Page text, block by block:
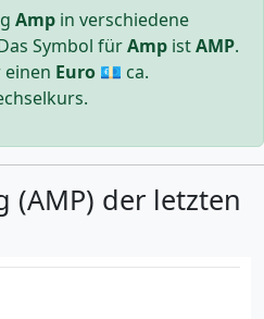
Amp in verschiedene
Symbol fürAmp istAMP.
Euro 💶 ca.
(AMP) der letzten